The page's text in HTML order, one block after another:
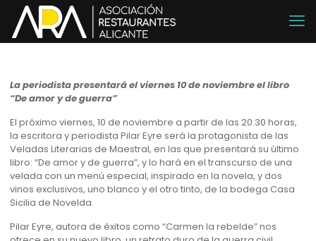
La periodista presentará el viernes 10 de noviembre el libro
“De amor y de guerra”
El próximo viernes, 10 de noviembre a partir de las 20.30 horas,
la escritora y periodista Pilar Eyre será la protagonista de las
Veladas Literarias de Maestral, en las que presentará su último
libro: “De amor y de guerra”, y lo hará en el transcurso de una
velada con un menú especial, inspirado en la novela, y dos
vinos exclusivos, uno blanco y el otro tinto, de la bodega Casa
Sicilia de Novelda.
Pilar Eyre, autora de éxitos como “Carmen la rebelde” nos